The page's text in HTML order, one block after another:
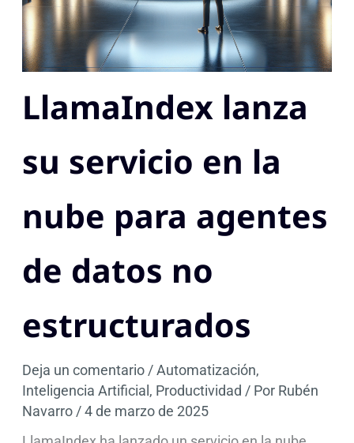
LlamaIndex lanza
su servicio en la
nube para agentes
de datos no
estructurados
Deja un comentario/Automatización,
Inteligencia Artificial , Productividad / Por Rubén
Navarro/4 de marzo de 2025